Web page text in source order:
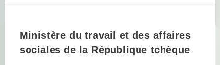
Ministère du travail et des affaires
sociales de la République tchèque